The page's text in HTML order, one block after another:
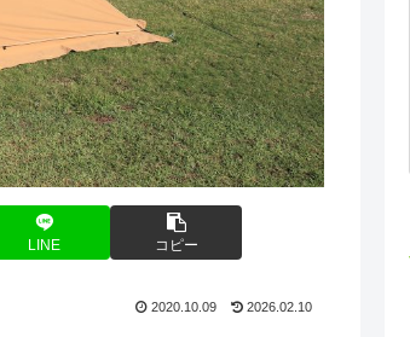
LINE コピー
2020.10.09 2026.02.10